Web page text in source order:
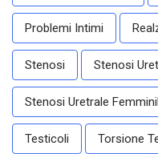
Problemi Intimi
Stenosi Stenosi
Stenosi Uretrale
Testicoli Torsione